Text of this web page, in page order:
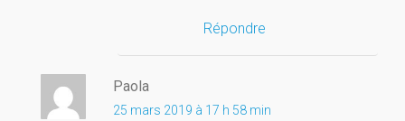
Répondre
Paola
25 mars 2019 à 17 h 58 min